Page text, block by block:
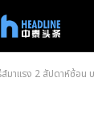
ห์ซ้อน บน iQIYI (อ้ายฉีอี้) ซีรีส์ “Venus in the sky ห้